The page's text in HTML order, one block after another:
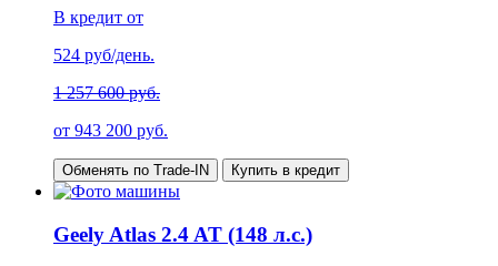
В кредит от
524 руб/день.
1 257 600 руб.
от 943 200 руб.
Обменять по Trade-IN Купить в кредит
Geely Atlas 2.4 AT (148 л.с.)